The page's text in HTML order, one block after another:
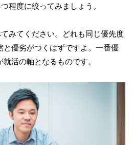
程度に絞ってみましょう。
みてください。どれも同じ優先度
と優劣がつくはずですよ。一番優
活の軸となるものです。